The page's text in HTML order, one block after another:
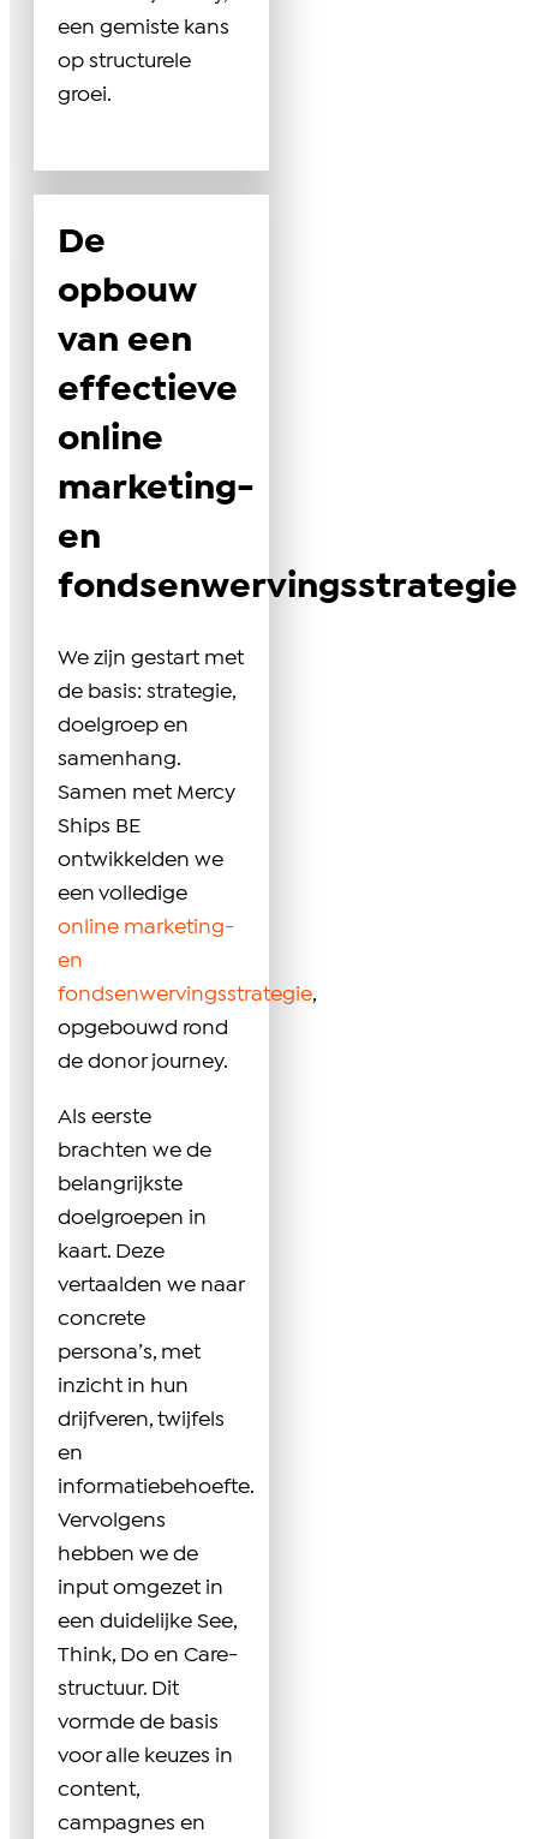
een gemiste kans
op structurele
groei.
De
opbouw
van een
effectieve
online
marketing-
en
fondsenwervingsstrategie
We zijn gestart met
de basis: strategie,
doelgroep en
samenhang.
Samen met Mercy
Ships BE
ontwikkelden we
een volledige
online marketing-
en
fondsenwervingsstrategie,
opgebouwd rond
de donor journey.
Als eerste
brachten we de
belangrijkste
doelgroepen in
kaart. Deze
vertaalden we naar
concrete
persona’s, met
inzicht in hun
drijfveren, twijfels
en
informatiebehoefte.
Vervolgens
hebben we de
input omgezet in
een duidelijke See,
Think, Do en Care-
structuur. Dit
vormde de basis
voor alle keuzes in
content,
campagnes en